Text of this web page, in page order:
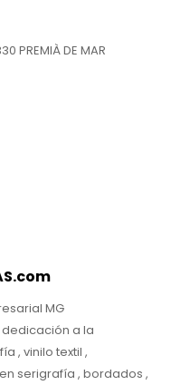
PREMIÀ DE MAR
MG
dedicación a la
, vinilo textil ,
serigrafía , bordados ,